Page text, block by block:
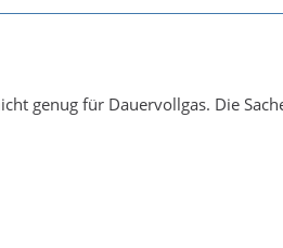
genug für Dauervollgas. Die